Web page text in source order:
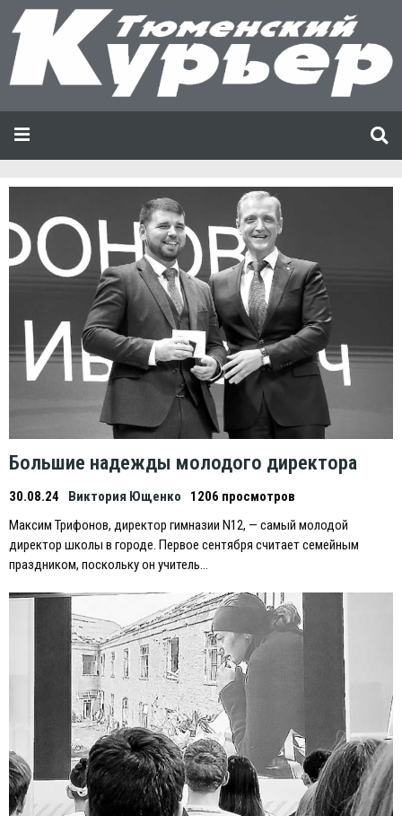
Большие надежды молодого директора
30.08.24 Виктория Ющенко
1206 просмотров
Максим Трифонов, директор гимназии N12, — самый молодой
директор школы в городе. Первое сентября считает семейным
праздником, поскольку он учитель…